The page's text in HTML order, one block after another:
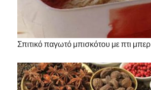
Σπιτικό παγωτό μπισκότου με πτι μπερ